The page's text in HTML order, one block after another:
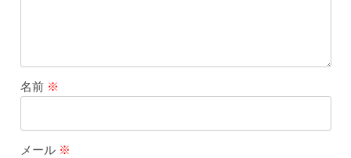
名前 ※
メール ※